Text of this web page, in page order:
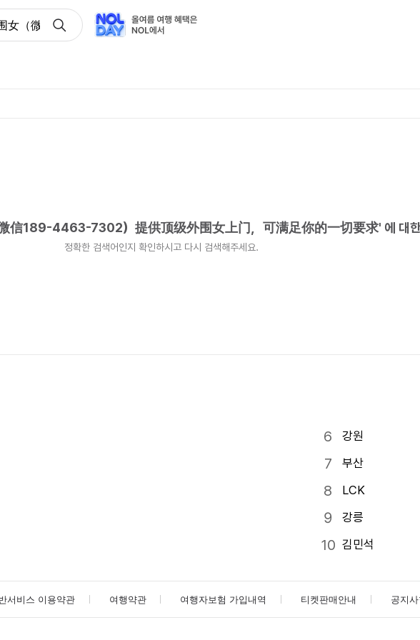
女（微信189-4463-7302）提供顶级外围女上门，可满足你的一切要求
信189-4463-7302）提供顶级外围女上门，可满足你的一切要求' 에 대
정확한 검색어인지 확인하시고 다시 검색해주세요.
강원
부산
LCK
강릉
김민석
서비스 이용약관 여행약관 여행자보험 가입내역 티켓판매안내 공지